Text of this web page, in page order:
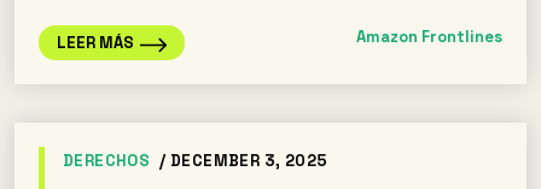
LEER MÁS Amazon Frontlines
DERECHOS / DECEMBER 3, 2025